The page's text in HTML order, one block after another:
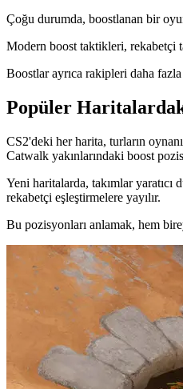
Çoğu durumda, boostlanan bir
Modern boost taktikleri, rekabetçi
Boostlar ayrıca rakipleri daha fazla
Popüler
CS2'deki her harita, turların
Catwalk yakınlarındaki boost
Yeni haritalarda, takımlar
rekabetçi eşleştirmelere yayılır.
Bu pozisyonları anlamak, hem